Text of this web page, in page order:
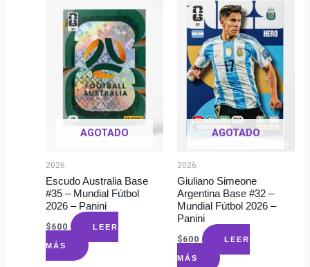
AGOTADO
2026
Escudo Australia Base
#35 – Mundial Fútbol
2026 – Panini
$600 LEER
MÁS
AGOTADO
2026
Giuliano Simeone
Argentina Base #32 –
Mundial Fútbol 2026 –
Panini
$600 LEER
MÁS